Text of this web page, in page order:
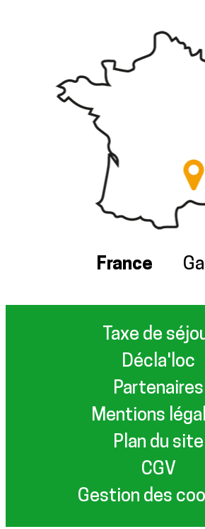
France
Taxe de
Décla'loc
Partenaires
Mentions
Plan du site
CGV
Gestion des